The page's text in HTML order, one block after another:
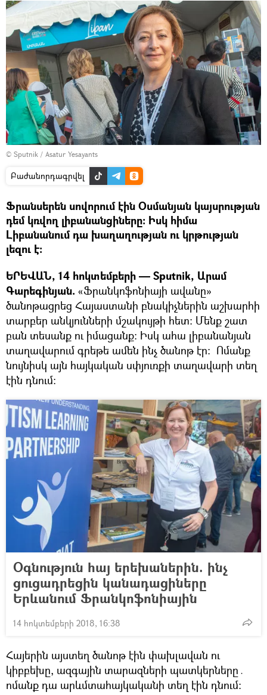
© Sputnik / Asatur Yesayants
Բաժանորդագրվել
Ֆրանսերեն սովորում էին Օսմանյան կայսրության
դեմ կռվող լիբանանցիները։ Իսկ հիմա
Լիբանանում դա խաղաղության ու կրթության
լեզու է։
ԵՐԵՎԱՆ, 14 հոկտեմբերի — Sputnik, Արամ
Գարեգինյան. «Ֆրանկոֆոնիայի ավանը»
ծանոթացրեց Հայաստանի բնակիչներին աշխարհի
տարբեր անկյունների մշակույթի հետ։ Մենք շատ
բան տեսանք ու իմացանք։ Իսկ ահա լիբանանյան
տաղավարում գրեթե ամեն ինչ ծանոթ էր։ Ոմանք
նույնիսկ այն հայկական սփյուռքի տաղավարի տեղ
էին դնում։
Օգնություն հայ երեխաներին. ինչ
ցուցադրեցին կանադացիները
Երևանում Ֆրանկոֆոնիային
14 հոկտեմբերի 2018, 16:38
Հայերին այստեղ ծանոթ էին փախլավան ու
կիբբեխը, ազգային տարազների պատկերները․
ոմանք դա արևմտահայկականի տեղ էին դնում։